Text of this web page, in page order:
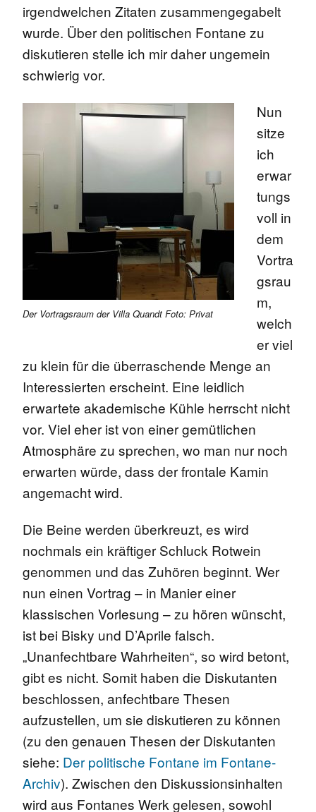
irgendwelchen Zitaten zusammengegabelt
wurde. Über den politischen Fontane zu
diskutieren stelle ich mir daher ungemein
schwierig vor.
Der Vortragsraum der Villa Quandt Foto: Privat
Nun
sitze
ich
erwar
tungs
voll in
dem
Vortra
gsrau
m,
welch
er viel
zu klein für die überraschende Menge an
Interessierten erscheint. Eine leidlich
erwartete akademische Kühle herrscht nicht
vor. Viel eher ist von einer gemütlichen
Atmosphäre zu sprechen, wo man nur noch
erwarten würde, dass der frontale Kamin
angemacht wird.
Die Beine werden überkreuzt, es wird
nochmals ein kräftiger Schluck Rotwein
genommen und das Zuhören beginnt. Wer
nun einen Vortrag – in Manier einer
klassischen Vorlesung – zu hören wünscht,
ist bei Bisky und D’Aprile falsch.
„Unanfechtbare Wahrheiten“, so wird betont,
gibt es nicht. Somit haben die Diskutanten
beschlossen, anfechtbare Thesen
aufzustellen, um sie diskutieren zu können
(zu den genauen Thesen der Diskutanten
siehe: Der politische Fontane im Fontane-
Archiv). Zwischen den Diskussionsinhalten
wird aus Fontanes Werk gelesen, sowohl